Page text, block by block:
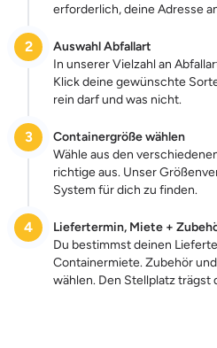
erforderlich, deine Adresse
2
Auswahl Abfallart
In unserer Vielzahl an
Klick deine gewünschte
rein darf und was nicht.
3
Containergröße wählen
Wähle aus den
richtige aus. Unser
System für dich zu finden.
4
Liefertermin, Miete +
Du bestimmst deinen
Containermiete. Zubehör
wählen. Den Stellplatz trägst